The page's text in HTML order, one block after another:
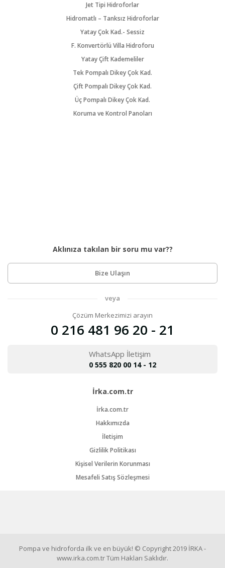
Jet Tipi Hidroforlar
Hidromatlı – Tanksız Hidroforlar
Yatay Çok Kad.- Sessiz
F. Konvertörlü Villa Hidroforu
Yatay Çift Kademeliler
Tek Pompalı Dikey Çok Kad.
Çift Pompalı Dikey Çok Kad.
Üç Pompalı Dikey Çok Kad.
Koruma ve Kontrol Panoları
Aklınıza takılan bir soru mu var??
Bize Ulaşın
veya
Çözüm Merkezimizi arayın
0 216 481 96 20 - 21
WhatsApp İletişim
0 555 820 00 14 - 12
İrka.com.tr
İrka.com.tr
Hakkımızda
İletişim
Gizlilik Politikası
Kişisel Verilerin Korunması
Mesafeli Satış Sözleşmesi
Pompa ve hidroforda ilk ve en büyük! © Copyright 2019 İRKA -
www.irka.com.tr Tüm Hakları Saklıdır.